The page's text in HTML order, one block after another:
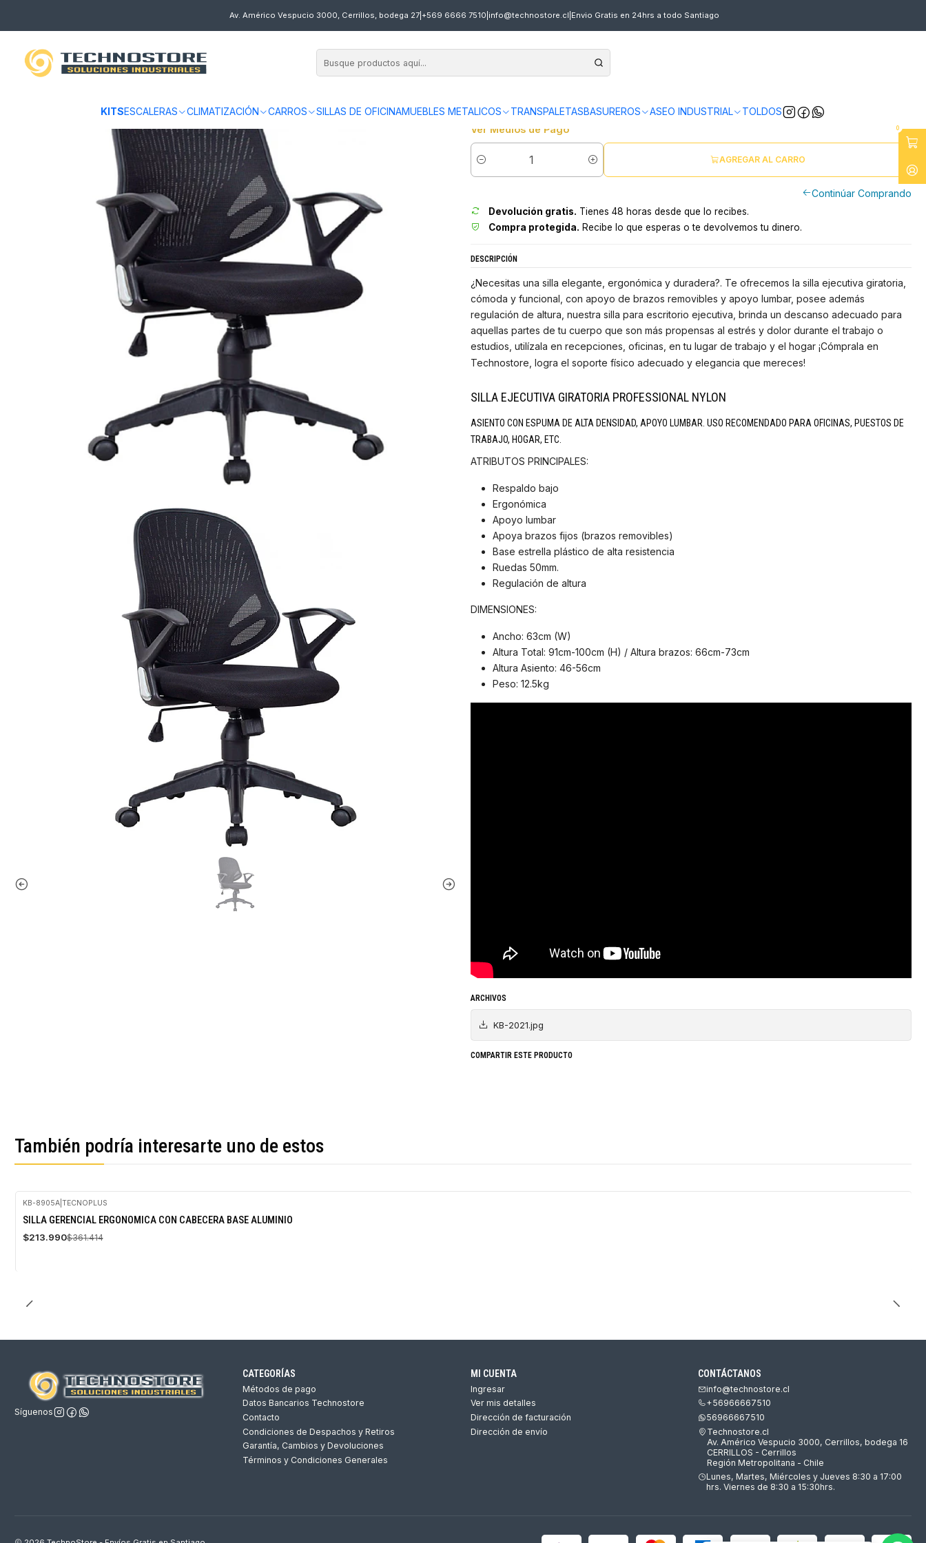
KITSESCALERAS CLIMATIZACIÓN CARROS SILLAS DE OFICINAMUEBLES METALICOS TRANSPALETASBASUREROS ASEO INDUSTRIAL TOLDOS
0
Av. Américo Vespucio 3000, Cerrillos, bodega 27| +569 6666 7510 info@technostore.cl Envio Gratis en 24hrs a todo Santiago
SILLAS DE OFICINA SILLA EJECUTIVA GIRATORIA PROFESIONAL NYLON
SILLA EJECUTIVA GIRATORIA PROFESIONAL NYLON
Envíos gratis en 24 hrs en Santiagoy a provincias por pagar
Ver Medios de Pago
Cantidad
AGREGAR AL CARRO
Continúar Comprando
Devolución gratis. Tienes 48 horas desde que lo recibes.
Compra protegida. Recibe lo que esperas o te devolvemos tu dinero.
DESCRIPCIÓN
¿Necesitas una silla elegante, ergonómica y duradera?. Te ofrecemos la silla ejecutiva giratoria,
cómoda y funcional, con apoyo de brazos removibles y apoyo lumbar, posee además
regulación de altura, nuestra silla para escritorio ejecutiva, brinda un descanso adecuado para
aquellas partes de tu cuerpo que son más propensas al estrés y dolor durante el trabajo o
estudios, utilízala en recepciones, oficinas, en tu lugar de trabajo y el hogar ¡Cómprala en
Technostore, logra el soporte físico adecuado y elegancia que mereces!
SILLA EJECUTIVA GIRATORIA PROFESSIONAL NYLON
ASIENTO CON ESPUMA DE ALTA DENSIDAD, APOYO LUMBAR. USO RECOMENDADO PARA OFICINAS, PUESTOS DE
TRABAJO, HOGAR, ETC.
ATRIBUTOS PRINCIPALES:
Respaldo bajo
Ergonómica
Apoyo lumbar
Apoya brazos fijos (brazos removibles)
Base estrella plástico de alta resistencia
Ruedas 50mm.
Regulación de altura
DIMENSIONES:
Ancho: 63cm (W)
Altura Total: 91cm-100cm (H) / Altura brazos: 66cm-73cm
Altura Asiento: 46-56cm
Peso: 12.5kg
ARCHIVOS
KB-2021.jpg
COMPARTIR ESTE PRODUCTO
También podría interesarte uno de estos
-41%
OFF
KB-8905A| TECNOPLUS
SILLA GERENCIAL ERGONOMICA CON CABECERA BASE ALUMINIO
$213.990$361.414
Síguenos
CATEGORÍAS
Métodos de pago
Datos Bancarios Technostore
Contacto
Condiciones de Despachos y Retiros
Garantía, Cambios y Devoluciones
Términos y Condiciones Generales
MI CUENTA
Ingresar
Ver mis detalles
Dirección de facturación
Dirección de envío
CONTÁCTANOS
info@technostore.cl
+56966667510
56966667510
Technostore.cl
Av. Américo Vespucio 3000, Cerrillos, bodega 16
CERRILLOS - Cerrillos
Región Metropolitana - Chile
Lunes, Martes, Miércoles y Jueves 8:30 a 17:00
hrs. Viernes de 8:30 a 15:30hrs.